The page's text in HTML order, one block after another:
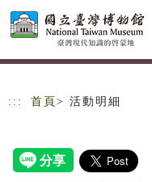
跳到主要內容
網站導覽
::: 首頁 > 活動明細